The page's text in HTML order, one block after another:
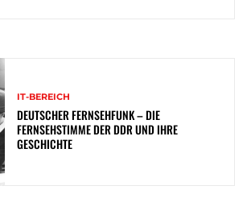
IT-BEREICH
DEUTSCHER FERNSEHFUNK – DIE
FERNSEHSTIMME DER DDR UND IHRE
GESCHICHTE